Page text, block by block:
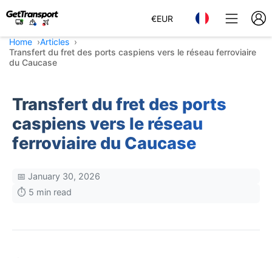
€EUR
Home
Articles
Transfert du fret des ports caspiens vers le réseau ferroviaire
du Caucase
Transfert du fret des ports
caspiens vers le réseau
ferroviaire du Caucase
📅 January 30, 2026
⏱️ 5 min read